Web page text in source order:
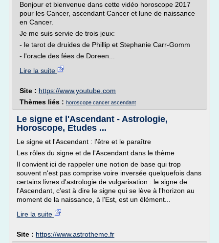
Bonjour et bienvenue dans cette vidéo horoscope 2017
pour les Cancer, ascendant Cancer et lune de naissance
en Cancer.
Je me suis servie de trois jeux:
- le tarot de druides de Phillip et Stephanie Carr-Gomm
- l'oracle des fées de Doreen...
Lire la suite
Site : https://www.youtube.com
Thèmes liés : horoscope cancer ascendant
Le signe et l'Ascendant - Astrologie,
Horoscope, Etudes ...
Le signe et l'Ascendant : l'être et le paraître
Les rôles du signe et de l'Ascendant dans le thème
Il convient ici de rappeler une notion de base qui trop
souvent n'est pas comprise voire inversée quelquefois dans
certains livres d'astrologie de vulgarisation : le signe de
l'Ascendant, c'est à dire le signe qui se lève à l'horizon au
moment de la naissance, à l'Est, est un élément...
Lire la suite
Site : https://www.astrotheme.fr